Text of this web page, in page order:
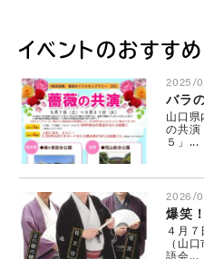
イベントのおすす
2025/
山口県
の共
５」...
2026/
爆笑
４月
（山